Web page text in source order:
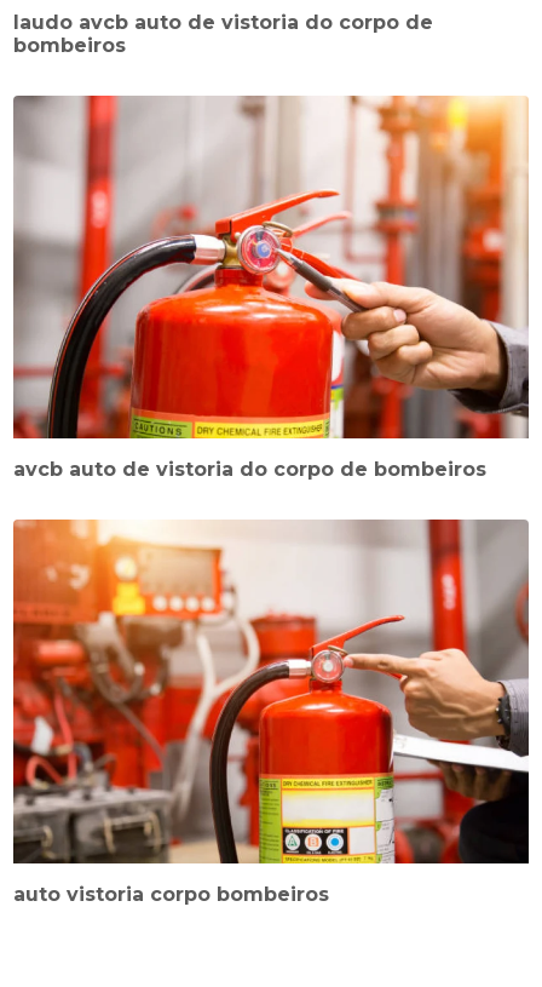
laudo avcb auto de vistoria do corpo de
bombeiros
avcb auto de vistoria do corpo de bombeiros
auto vistoria corpo bombeiros